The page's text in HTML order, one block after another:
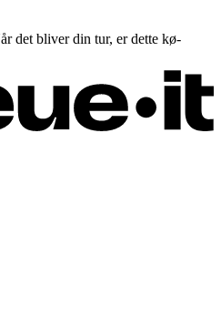
det bliver din tur, er dette kø-